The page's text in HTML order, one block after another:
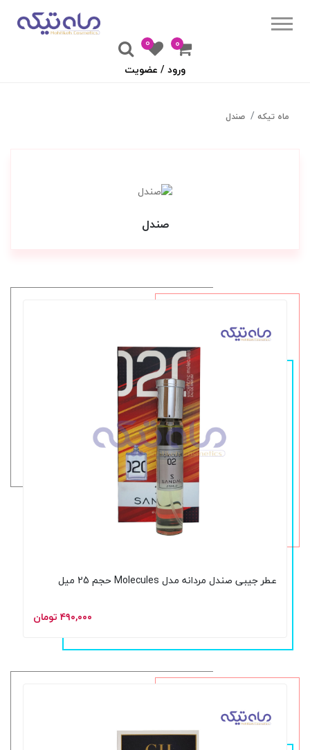
۰
0
ورود / عضویت
ماه تیکه صندل
صندل
عطر جیبی صندل مردانه مدل Molecules حجم 25 میل
۴۹۰,۰۰۰ تومان